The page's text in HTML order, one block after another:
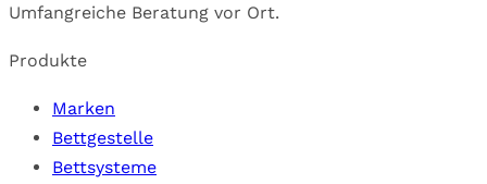
Umfangreiche Beratung vor Ort.
Produkte
Marken
Bettgestelle
Bettsysteme